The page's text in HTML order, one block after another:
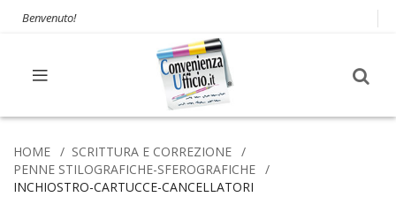
Benvenuto!
HOME
SCRITTURA E CORREZIONE
PENNE STILOGRAFICHE-SFEROGRAFICHE
INCHIOSTRO-CARTUCCE-CANCELLATORI